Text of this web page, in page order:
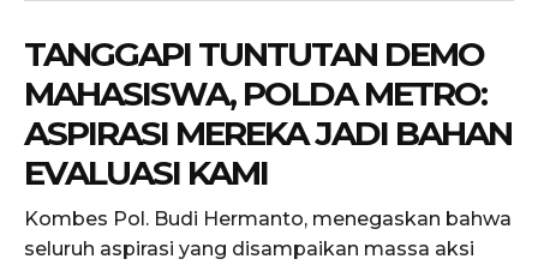
TANGGAPI TUNTUTAN DEMO
MAHASISWA, POLDA METRO:
ASPIRASI MEREKA JADI BAHAN
EVALUASI KAMI
Kombes Pol. Budi Hermanto, menegaskan bahwa
seluruh aspirasi yang disampaikan massa aksi